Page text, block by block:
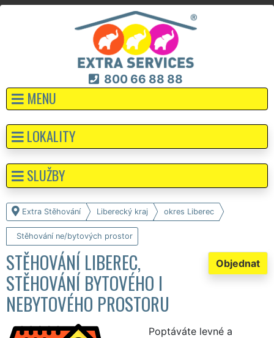
800 66 88 88
MENU
Extra Stěhování Liberecký kraj okres Liberec
Stěhování ne/bytových prostor
Objednat
STĚHOVÁNÍ LIBEREC,
STĚHOVÁNÍ BYTOVÉHO I
NEBYTOVÉHO PROSTORU
Poptáváte levné a
LOKALITY
SLUŽBY